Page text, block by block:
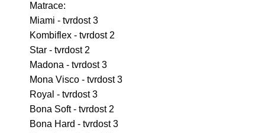
Matrace:
Miami - tvrdost 3
Kombiflex - tvrdost 2
Star - tvrdost 2
Madona - tvrdost 3
Mona Visco - tvrdost 3
Royal - tvrdost 3
Bona Soft - tvrdost 2
Bona Hard - tvrdost 3